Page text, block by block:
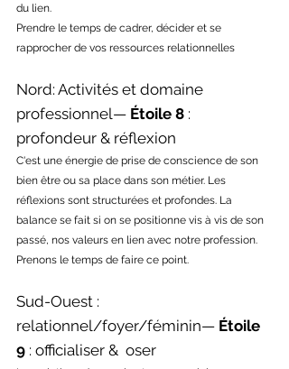
du lien.
Prendre le temps de cadrer, décider et se
rapprocher de vos ressources relationnelles
Nord: Activités et domaine
professionnel— Étoile 8 :
profondeur & réflexion
C'est une énergie de prise de conscience de son
bien être ou sa place dans son métier. Les
réflexions sont structurées et profondes. La
balance se fait si on se positionne vis à vis de son
passé, nos valeurs en lien avec notre profession.
Prenons le temps de faire ce point.
Sud-Ouest :
relationnel/foyer/féminin— Étoile
9 : officialiser &  oser